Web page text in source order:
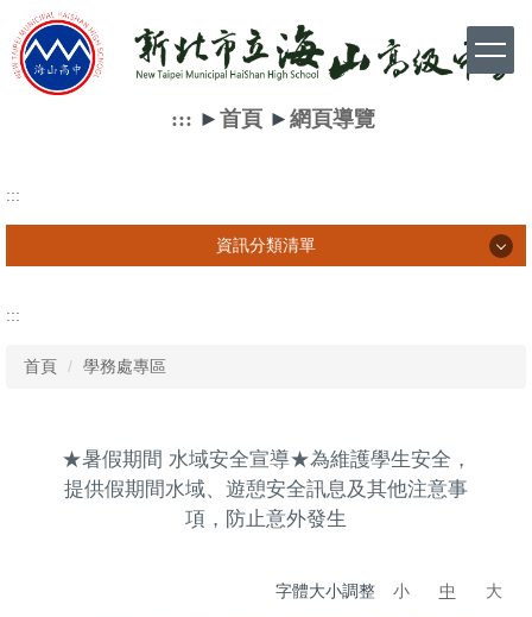
到
主
::: ► 首頁► 網頁導覽
:::
資訊分類清單
學生相關訊息
教師相關訊息
:::
首頁 學務處專區
★暑假期間 水域安全宣導★為維護學生安全，
提供假期間水域、遊憩安全訊息及其他注意事
項，防止意外發生
字體大小調整 小 中 大